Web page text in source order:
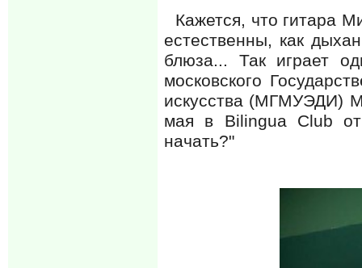
Кажется, что гитара
естественны, как
блюза... Так играет
московского
искусства (МГМУЭДИ)
мая в Bilingua Club
начать?"